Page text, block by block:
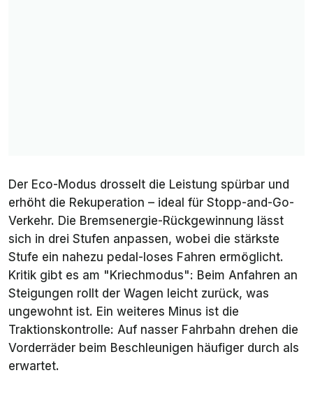
Der Eco-Modus drosselt die Leistung spürbar und
erhöht die Rekuperation – ideal für Stopp-and-Go-
Verkehr. Die Bremsenergie-Rückgewinnung lässt
sich in drei Stufen anpassen, wobei die stärkste
Stufe ein nahezu pedal-loses Fahren ermöglicht.
Kritik gibt es am "Kriechmodus": Beim Anfahren an
Steigungen rollt der Wagen leicht zurück, was
ungewohnt ist. Ein weiteres Minus ist die
Traktionskontrolle: Auf nasser Fahrbahn drehen die
Vorderräder beim Beschleunigen häufiger durch als
erwartet.